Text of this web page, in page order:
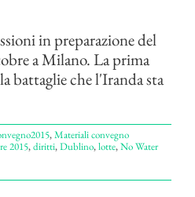
in preparazione del
a Milano. La prima
battaglie che l'Iranda sta
,Materiali convegno
2015,diritti,Dublino,lotte,No Water